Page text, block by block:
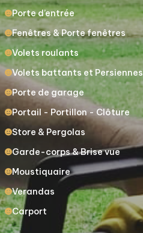
Porte d’entrée
Fenêtres & Porte fenêtres
Volets roulants
Volets battants et Persiennes
Porte de garage
Portail - Portillon - Clôture
Store & Pergolas
Garde-corps & Brise vue
Moustiquaire
Verandas
Carport